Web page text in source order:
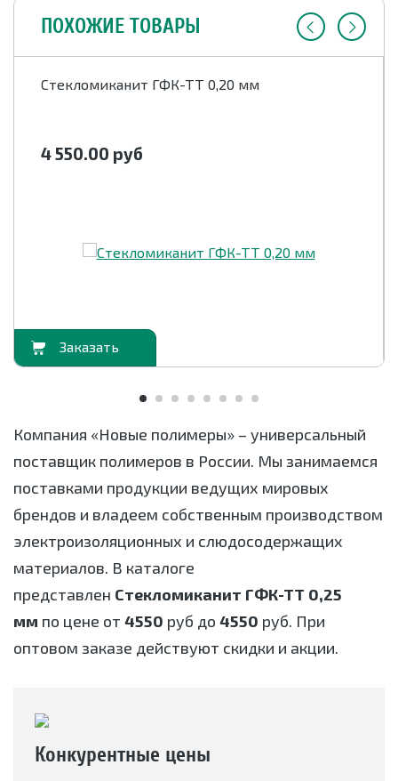
ПОХОЖИЕ ТОВАРЫ
Стекломиканит ГФК-ТТ 0,20 мм
4 550.00 руб
Компания «Новые полимеры» – универсальный
поставщик полимеров в России. Мы занимаемся
поставками продукции ведущих мировых
брендов и владеем собственным производством
электроизоляционных и слюдосодержащих
материалов. В каталоге
представлен Стекломиканит ГФК-ТТ 0,25
мм по цене от 4550 руб до 4550 руб. При
оптовом заказе действуют скидки и акции.
Конкурентные цены